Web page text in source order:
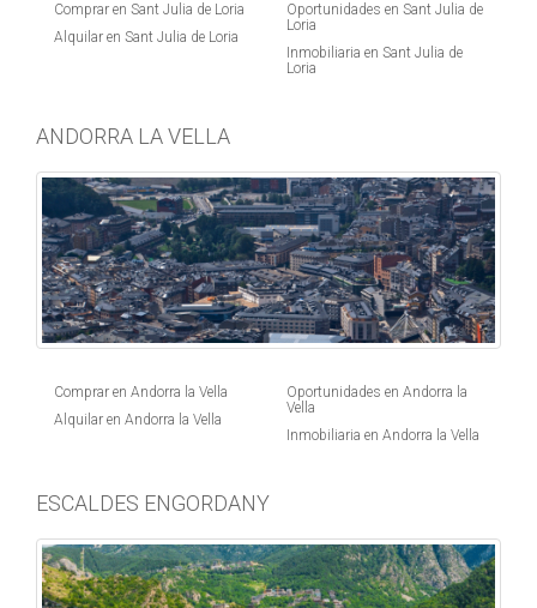
Comprar en Sant Julia de Loria
Alquilar en Sant Julia de Loria
Oportunidades en Sant Julia de
Loria
Inmobiliaria en Sant Julia de
Loria
ANDORRA LA VELLA
Comprar en Andorra la Vella
Alquilar en Andorra la Vella
Oportunidades en Andorra la
Vella
Inmobiliaria en Andorra la Vella
ESCALDES ENGORDANY